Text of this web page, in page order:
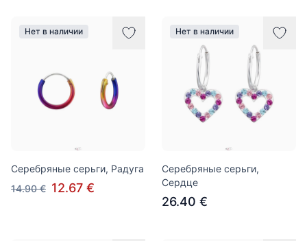
Нет в наличии
Серебряные серьги, Радуга
14.90 € 12.67 €
Нет в наличии
Серебряные серьги,
Сердце
26.40 €